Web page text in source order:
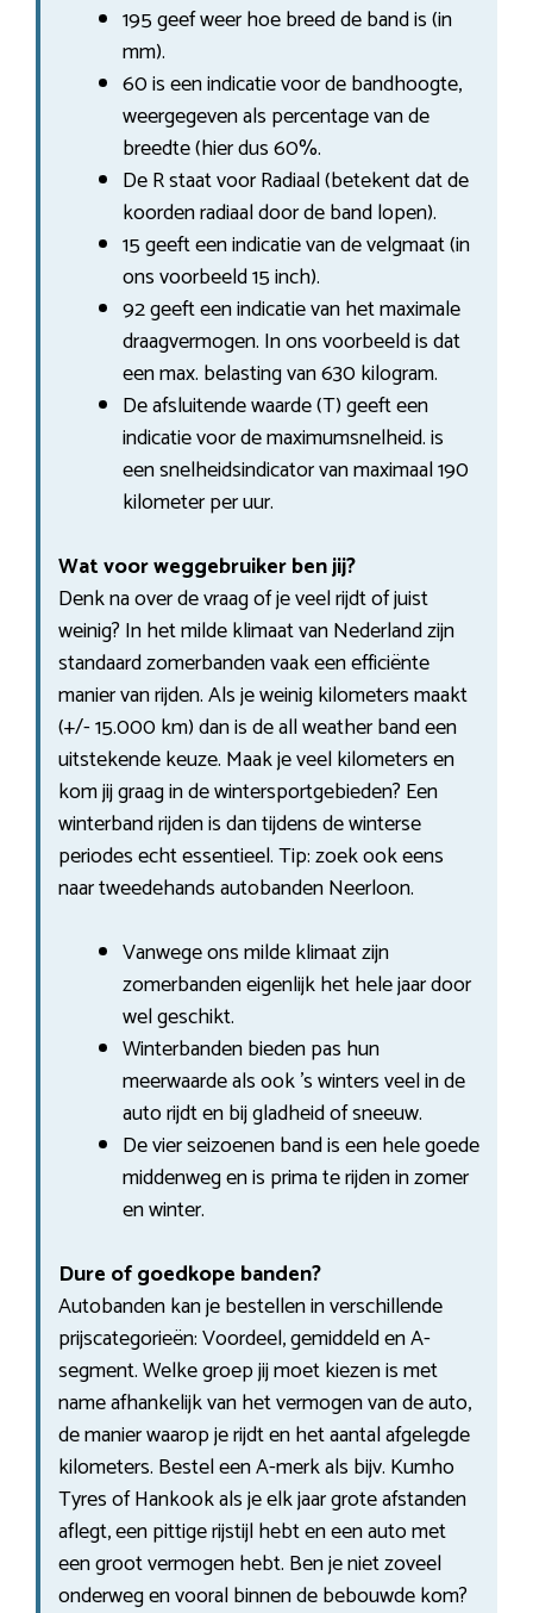
195 geef weer hoe breed de band is (in
mm).
60 is een indicatie voor de bandhoogte,
weergegeven als percentage van de
breedte (hier dus 60%.
De R staat voor Radiaal (betekent dat de
koorden radiaal door de band lopen).
15 geeft een indicatie van de velgmaat (in
ons voorbeeld 15 inch).
92 geeft een indicatie van het maximale
draagvermogen. In ons voorbeeld is dat
een max. belasting van 630 kilogram.
De afsluitende waarde (T) geeft een
indicatie voor de maximumsnelheid. is
een snelheidsindicator van maximaal 190
kilometer per uur.
Wat voor weggebruiker ben jij?
Denk na over de vraag of je veel rijdt of juist
weinig? In het milde klimaat van Nederland zijn
standaard zomerbanden vaak een efficiënte
manier van rijden. Als je weinig kilometers maakt
(+/- 15.000 km) dan is de all weather band een
uitstekende keuze. Maak je veel kilometers en
kom jij graag in de wintersportgebieden? Een
winterband rijden is dan tijdens de winterse
periodes echt essentieel. Tip: zoek ook eens
naar tweedehands autobanden Neerloon.
Vanwege ons milde klimaat zijn
zomerbanden eigenlijk het hele jaar door
wel geschikt.
Winterbanden bieden pas hun
meerwaarde als ook ’s winters veel in de
auto rijdt en bij gladheid of sneeuw.
De vier seizoenen band is een hele goede
middenweg en is prima te rijden in zomer
en winter.
Dure of goedkope banden?
Autobanden kan je bestellen in verschillende
prijscategorieën: Voordeel, gemiddeld en A-
segment. Welke groep jij moet kiezen is met
name afhankelijk van het vermogen van de auto,
de manier waarop je rijdt en het aantal afgelegde
kilometers. Bestel een A-merk als bijv. Kumho
Tyres of Hankook als je elk jaar grote afstanden
aflegt, een pittige rijstijl hebt en een auto met
een groot vermogen hebt. Ben je niet zoveel
onderweg en vooral binnen de bebouwde kom?